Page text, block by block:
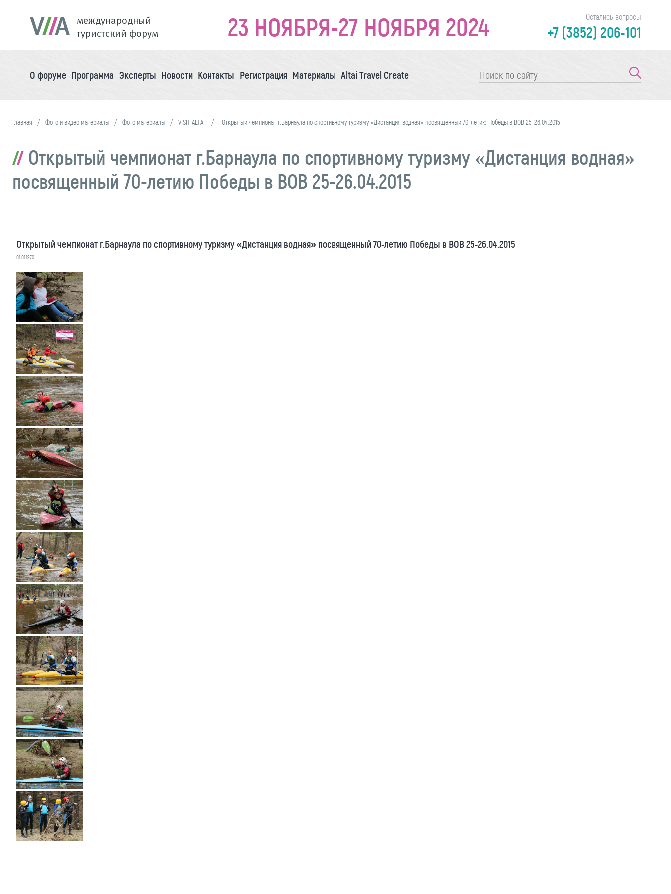
международный
туристский форум
23 НОЯБРЯ-27 НОЯБРЯ 2024 Остались вопросы
+7 (3852) 206-101
О форуме Программа Эксперты Новости Контакты Регистрация Материалы Altai Travel Create
Главная Фото и видео материалы Фото материалы VISIT ALTAI Открытый чемпионат г.Барнаула по спортивному туризму «Дистанция водная» посвященный 70-летию Победы в ВОВ 25-26.04.2015
Открытый чемпионат г.Барнаула по спортивному туризму «Дистанция водная»
посвященный 70-летию Победы в ВОВ 25-26.04.2015
Открытый чемпионат г.Барнаула по спортивному туризму «Дистанция водная» посвященный 70-летию Победы в ВОВ 25-26.04.2015
01.01.1970